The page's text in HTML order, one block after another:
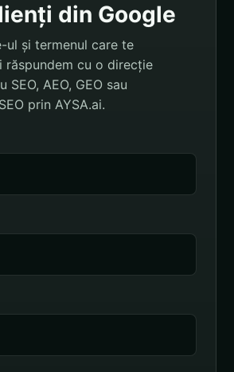
din Google
ul și termenul care te
răspundem cu o direcție
AEO, GEO sau
prin AYSA.ai.